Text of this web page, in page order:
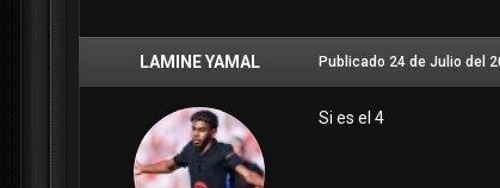
LAMINE YAMAL Publicado 24 de Julio del
Si es el 4